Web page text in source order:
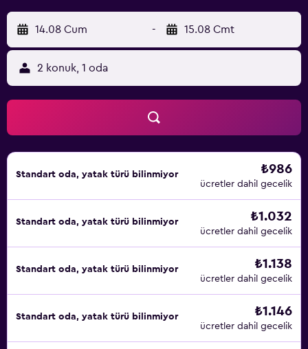
14.08 Cum - 15.08 Cmt
2 konuk, 1 oda
Standart oda, yatak türü bilinmiyor ₺986
ücretler dahil gecelik
Standart oda, yatak türü bilinmiyor ₺1.032
ücretler dahil gecelik
Standart oda, yatak türü bilinmiyor ₺1.138
ücretler dahil gecelik
Standart oda, yatak türü bilinmiyor ₺1.146
ücretler dahil gecelik